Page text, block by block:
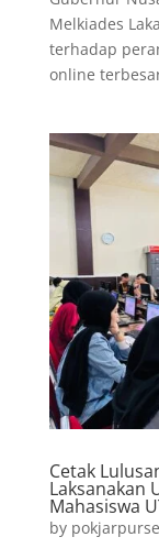
Melkiades
terhadap
online
Cetak
Laksanakan
Mahasiswa
by